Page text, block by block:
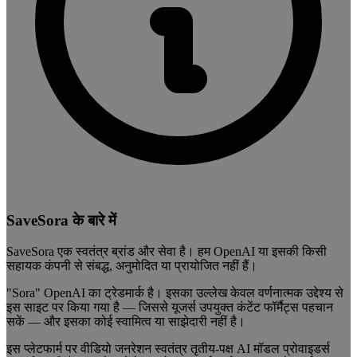
SaveSora के बारे में
SaveSora एक स्वतंत्र ब्रांड और सेवा है। हम OpenAI या इसकी किसी
सहायक कंपनी से संबद्ध, अनुमोदित या प्रायोजित नहीं हैं।
"Sora" OpenAI का ट्रेडमार्क है। इसका उल्लेख केवल वर्णनात्मक उद्देश्य से
इस साइट पर किया गया है — जिससे यूजर्स उपयुक्त कंटेंट फॉर्मैट्स पहचान
सकें — और इसका कोई स्वामित्व या साझेदारी नहीं है।
इस प्लेटफार्म पर वीडियो जनरेशन स्वतंत्र तृतीय-पक्ष AI मॉडल प्रोवाइडर्स